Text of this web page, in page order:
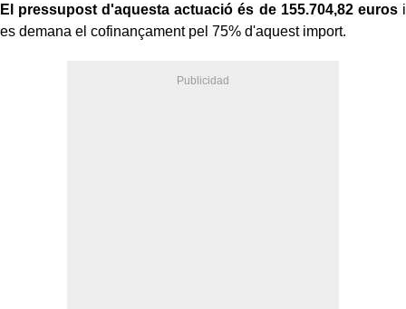
El pressupost d'aquesta actuació és de 155.704,82 eurosi
es demana el cofinançament pel 75% d'aquest import.